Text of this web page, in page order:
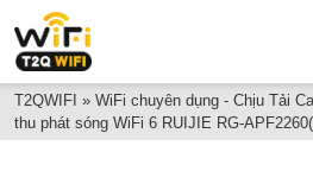
T2QWIFI » WiFi chuyên dụng - Chịu Tải
thu phát sóng WiFi 6 RUIJIE RG-